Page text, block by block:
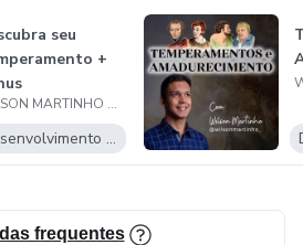
seu
+
WILSON MARTINHO DA SILVA COSTA
Desenvolvimento Pessoal
frequentes